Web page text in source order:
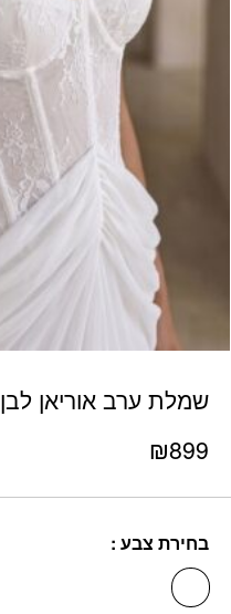
שמלת ערב אוריאן לבן
₪899
בחירת צבע